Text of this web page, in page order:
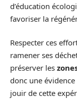
d’éducation
favoriser la
Respecter ces
ramener ses
préserver les
donc une
jouir de cette